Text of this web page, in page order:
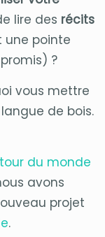
lire des récits
pointe
?
vous mettre
langue de bois.
tour du monde
avons
projet
.